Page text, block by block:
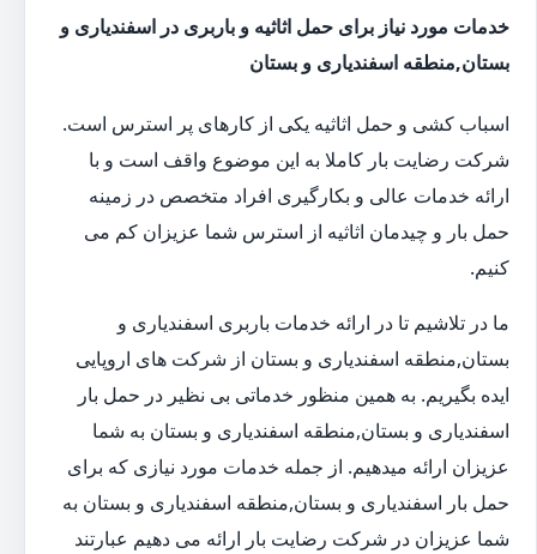
خدمات مورد نیاز برای حمل اثاثیه و باربری در اسفندیاری و
بستان,منطقه اسفندیاری و بستان
اسباب کشی و حمل اثاثیه یکی از کارهای پر استرس است.
شرکت رضایت بار کاملا به این موضوع واقف است و با
ارائه خدمات عالی و بکارگیری افراد متخصص در زمینه
حمل بار و چیدمان اثاثیه از استرس شما عزیزان کم می
کنیم.
ما در تلاشیم تا در ارائه خدمات باربری اسفندیاری و
بستان,منطقه اسفندیاری و بستان از شرکت های اروپایی
ایده بگیریم. به همین منظور خدماتی بی نظیر در حمل بار
اسفندیاری و بستان,منطقه اسفندیاری و بستان به شما
عزیزان ارائه میدهیم. از جمله خدمات مورد نیازی که برای
حمل بار اسفندیاری و بستان,منطقه اسفندیاری و بستان به
شما عزیزان در شرکت رضایت بار ارائه می دهیم عبارتند